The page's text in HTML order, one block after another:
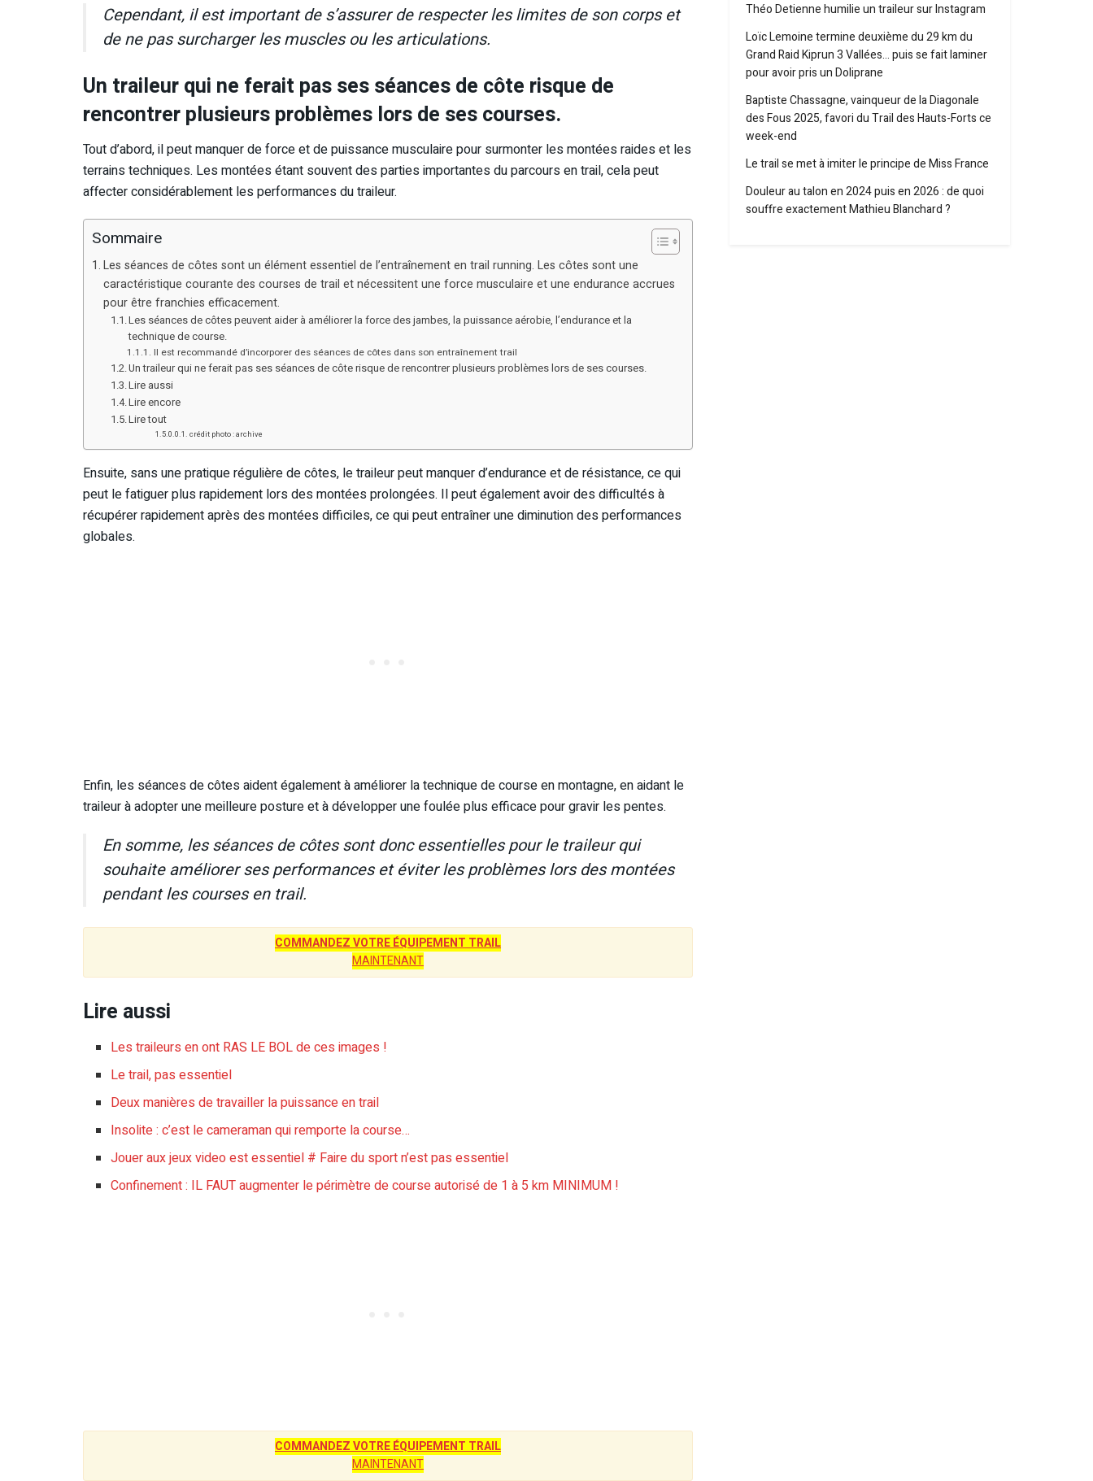
Cependant, il est important de s’assurer de respecter les limites de son corps et
de ne pas surcharger les muscles ou les articulations.
Un traileur qui ne ferait pas ses séances de côte risque de
rencontrer plusieurs problèmes lors de ses courses.
Tout d’abord, il peut manquer de force et de puissance musculaire pour surmonter les montées raides et les
terrains techniques. Les montées étant souvent des parties importantes du parcours en trail, cela peut
affecter considérablement les performances du traileur.
Sommaire
Les séances de côtes sont un élément essentiel de l’entraînement en trail running. Les côtes sont une
caractéristique courante des courses de trail et nécessitent une force musculaire et une endurance accrues
pour être franchies efficacement.
Les séances de côtes peuvent aider à améliorer la force des jambes, la puissance aérobie, l’endurance et la
technique de course.
Il est recommandé d’incorporer des séances de côtes dans son entraînement trail
Un traileur qui ne ferait pas ses séances de côte risque de rencontrer plusieurs problèmes lors de ses courses.
Lire aussi
Lire encore
Lire tout
crédit photo : archive
Ensuite, sans une pratique régulière de côtes, le traileur peut manquer d’endurance et de résistance, ce qui
peut le fatiguer plus rapidement lors des montées prolongées. Il peut également avoir des difficultés à
récupérer rapidement après des montées difficiles, ce qui peut entraîner une diminution des performances
globales.
Enfin, les séances de côtes aident également à améliorer la technique de course en montagne, en aidant le
traileur à adopter une meilleure posture et à développer une foulée plus efficace pour gravir les pentes.
En somme, les séances de côtes sont donc essentielles pour le traileur qui
souhaite améliorer ses performances et éviter les problèmes lors des montées
pendant les courses en trail.
COMMANDEZ VOTRE ÉQUIPEMENT TRAIL
MAINTENANT
Lire aussi
Les traileurs en ont RAS LE BOL de ces images !
Le trail, pas essentiel
Deux manières de travailler la puissance en trail
Insolite : c’est le cameraman qui remporte la course…
Jouer aux jeux video est essentiel # Faire du sport n’est pas essentiel
Confinement : IL FAUT augmenter le périmètre de course autorisé de 1 à 5 km MINIMUM !
COMMANDEZ VOTRE ÉQUIPEMENT TRAIL
MAINTENANT
Théo Detienne humilie un traileur sur Instagram
Loïc Lemoine termine deuxième du 29 km du
Grand Raid Kiprun 3 Vallées… puis se fait laminer
pour avoir pris un Doliprane
Baptiste Chassagne, vainqueur de la Diagonale
des Fous 2025, favori du Trail des Hauts-Forts ce
week-end
Le trail se met à imiter le principe de Miss France
Douleur au talon en 2024 puis en 2026 : de quoi
souffre exactement Mathieu Blanchard ?